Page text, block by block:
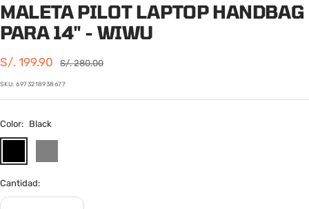
MALETA PILOT LAPTOP HANDBAG
PARA 14" - WIWU
Precio
de
venta
S/. 199.90
Precio
S/. 280.00
SKU:6973218938677
Color: Black
Cantidad: